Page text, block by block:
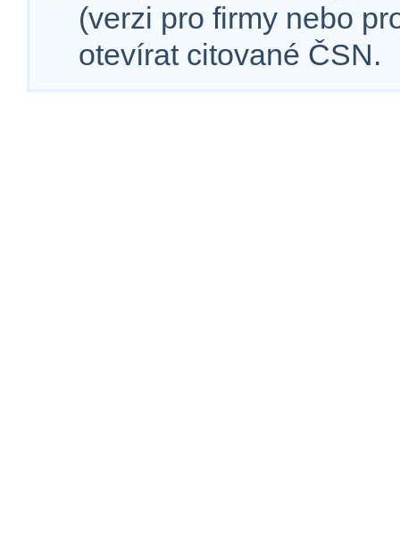
(verzi pro firmy nebo
otevírat citované ČSN.